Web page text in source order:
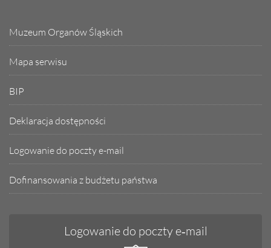
Muzeum Organów Śląskich
Mapa serwisu
BIP
Deklaracja dostępności
Logowanie do poczty e-mail
Dofinansowania z budżetu państwa
Logowanie do poczty e‑mail